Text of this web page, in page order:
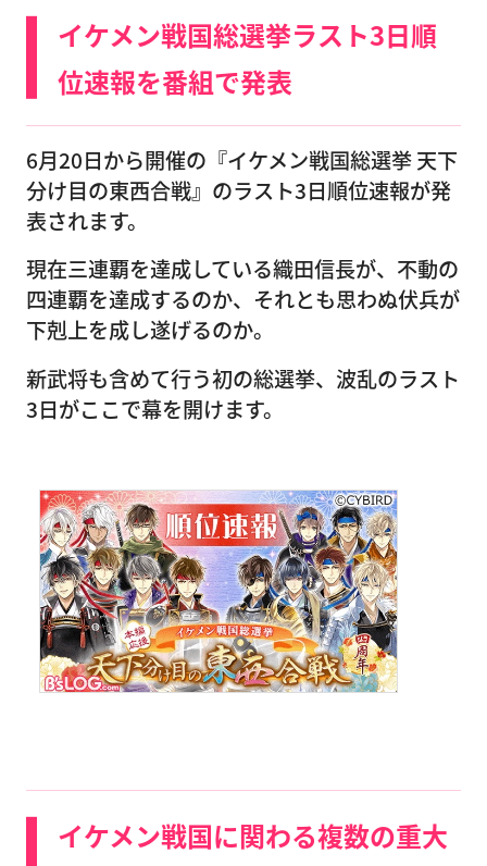
イケメン戦国総選挙ラスト3日順
位速報を番組で発表
6月20日から開催の『イケメン戦国総選挙 天下
分け目の東西合戦』のラスト3日順位速報が発
表されます。
現在三連覇を達成している織田信長が、不動の
四連覇を達成するのか、それとも思わぬ伏兵が
下剋上を成し遂げるのか。
新武将も含めて行う初の総選挙、波乱のラスト
3日がここで幕を開けます。
イケメン戦国に関わる複数の重大